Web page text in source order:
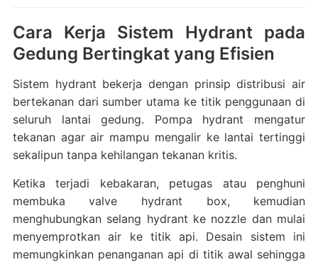
Cara Kerja Sistem Hydrant pada
Gedung Bertingkat yang Efisien
Sistem hydrant bekerja dengan prinsip distribusi air
bertekanan dari sumber utama ke titik penggunaan di
seluruh lantai gedung. Pompa hydrant mengatur
tekanan agar air mampu mengalir ke lantai tertinggi
sekalipun tanpa kehilangan tekanan kritis.
Ketika terjadi kebakaran, petugas atau penghuni
membuka valve hydrant box, kemudian
menghubungkan selang hydrant ke nozzle dan mulai
menyemprotkan air ke titik api. Desain sistem ini
memungkinkan penanganan api di titik awal sehingga